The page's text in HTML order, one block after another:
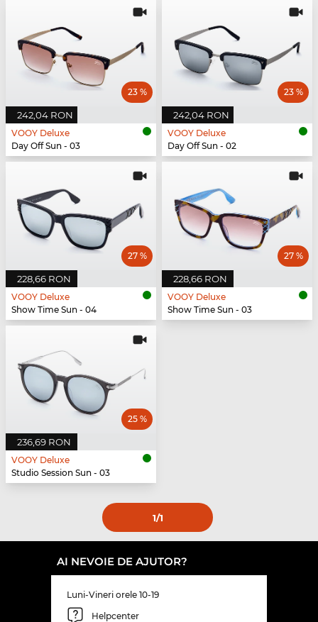
242,04 RON
23 %
VOOY Deluxe
Day Off Sun - 03
242,04 RON
23 %
VOOY Deluxe
Day Off Sun - 02
228,66 RON
27 %
VOOY Deluxe
Show Time Sun - 04
228,66 RON
27 %
VOOY Deluxe
Show Time Sun - 03
236,69 RON
25 %
VOOY Deluxe
Studio Session Sun - 03
1/1
AI NEVOIE DE AJUTOR?
Luni-Vineri orele 10-19
Helpcenter